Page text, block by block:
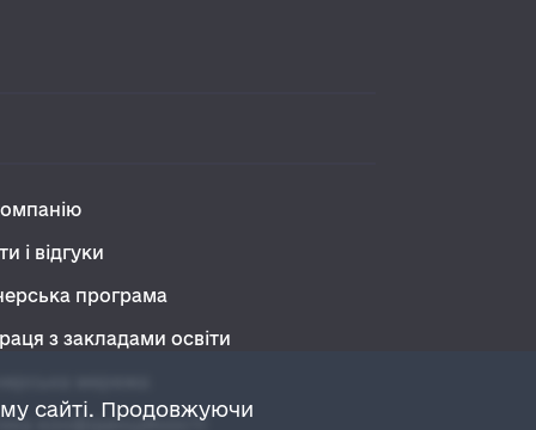
і відгуки
програма
з закладами освіти
конфіденційності
сайті. Продовжуючи